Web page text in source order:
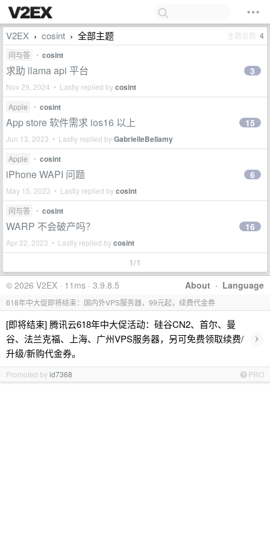
V2EX › cosint › 全部主题 主题总数 4
问与答 • cosint
求助 llama api 平台
Nov 29, 2024 • Lastly replied bycosint
3
Apple • cosint
App store 软件需求 ios16 以上
Jun 13, 2023 • Lastly replied byGabrielleBellamy
15
Apple • cosint
iPhone WAPI 问题
May 15, 2023 • Lastly replied bycosint
6
问与答 • cosint
WARP 不会破产吗？
Apr 22, 2023 • Lastly replied bycosint
16
1/1
About · Language
© 2026 V2EX · 11ms · 3.9.8.5
618年中大促即将结束：国内外VPS服务器，99元起，续费代金券
[即将结束] 腾讯云618年中大促活动：硅谷CN2、首尔、曼
谷、法兰克福、上海、广州VPS服务器，另可免费领取续费/
升级/新购代金券。
›
Promoted byid7368 PRO